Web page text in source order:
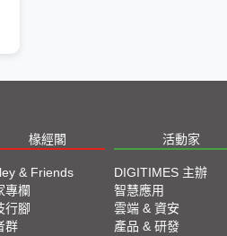
椽經閣 活動家
& Friends
專欄
行腳
群
DIGITIMES 主辦
智慧應用
雲端 & 資安
產品 & 研發